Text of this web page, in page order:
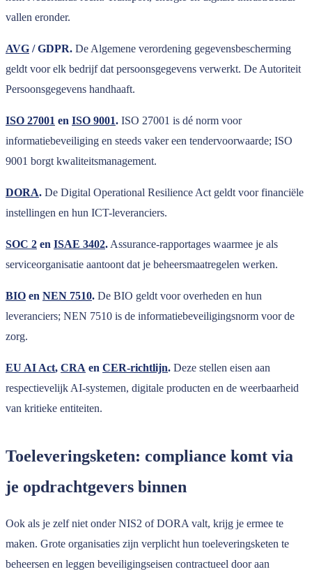
vallen eronder.
AVG / GDPR. De Algemene verordening gegevensbescherming
geldt voor elk bedrijf dat persoonsgegevens verwerkt. De Autoriteit
Persoonsgegevens handhaaft.
ISO 27001 en ISO 9001. ISO 27001 is dé norm voor
informatiebeveiliging en steeds vaker een tendervoorwaarde; ISO
9001 borgt kwaliteitsmanagement.
DORA. De Digital Operational Resilience Act geldt voor financiële
instellingen en hun ICT-leveranciers.
SOC 2 en ISAE 3402.Assurance-rapportages waarmee je als
serviceorganisatie aantoont dat je beheersmaatregelen werken.
BIO en NEN 7510. De BIO geldt voor overheden en hun
leveranciers; NEN 7510 is de informatiebeveiligingsnorm voor de
zorg.
EU AI Act, CRA en CER-richtlijn. Deze stellen eisen aan
respectievelijk AI-systemen, digitale producten en de weerbaarheid
van kritieke entiteiten.
Toeleveringsketen: compliance komt via
je opdrachtgevers binnen
Ook als je zelf niet onder NIS2 of DORA valt, krijg je ermee te
maken. Grote organisaties zijn verplicht hun toeleveringsketen te
beheersen en leggen beveiligingseisen contractueel door aan